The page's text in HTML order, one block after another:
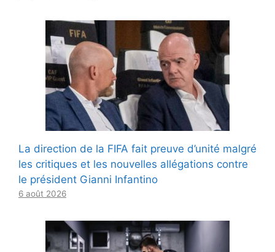
La direction de la FIFA fait preuve d’unité malgré
les critiques et les nouvelles allégations contre
le président Gianni Infantino
6 août 2026